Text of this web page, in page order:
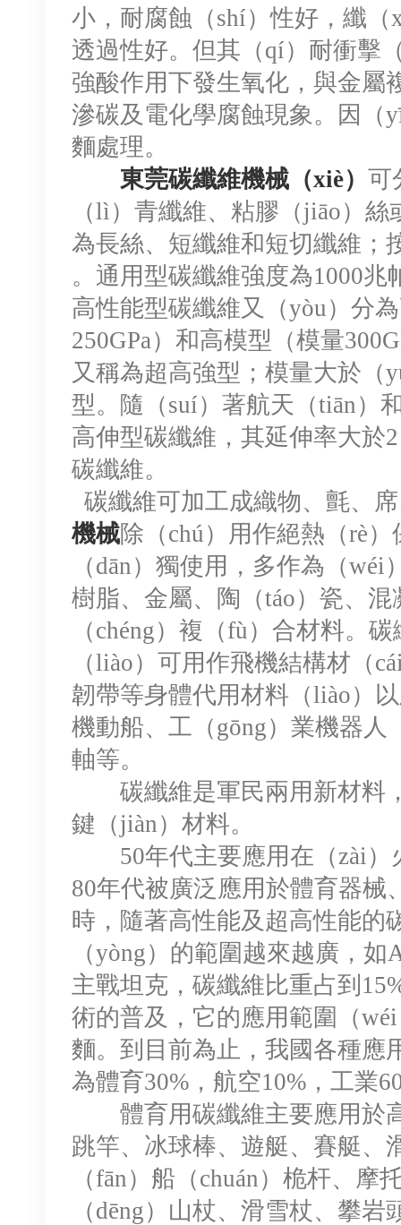
小，耐腐蝕（shí）性好，纖
透過性好。但其（qí）耐衝擊
強酸作用下發生氧化，與金屬
滲碳及電化學腐蝕現象。因（
麵處理。
東莞碳纖維機械（xiè） 可
（lì）青纖維、粘膠（jiāo）
為長絲、短纖維和短切纖維；
。通用型碳纖維強度為1000兆
高性能型碳纖維又（yòu）分
250GPa）和高模型（模量
又稱為超高強型；模量大於（
型。隨（suí）著航天（tiān）
高伸型碳纖維，其延伸率大於
碳纖維。
碳纖維可加工成織物、氈、
機械除（chú）用作絕熱（rè
（dān）獨使用，多作為（
樹脂、金屬、陶（táo）瓷、
（chéng）複（fù）合材料。
（liào）可用作飛機結構材（
韌帶等身體代用材料（liào）
機動船、工（gōng）業機器人
軸等。
碳纖維是軍民兩用新材料
鍵（jiàn）材料。
50年代主要應用在（zài）
80年代被廣泛應用於體育器械
時，隨著高性能及超高性能的
（yòng）的範圍越來越廣，
主戰坦克，碳纖維比重占到
術的普及，它的應用範圍（
麵。到目前為止，我國各種應
為體育30%，航空10%，工業
體育用碳纖維主要應用於
跳竿、冰球棒、遊艇、賽艇、
（fān）船（chuán）桅杆、
（dēng）山杖、滑雪杖、攀